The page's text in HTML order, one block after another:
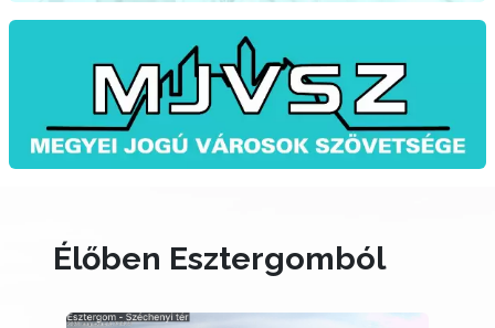
Élőben Esztergomból